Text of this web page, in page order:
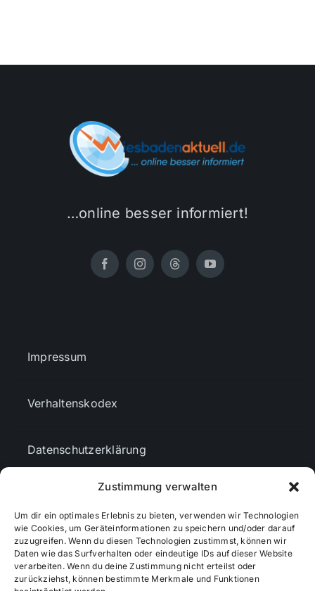
Zustimmung verwalten
Um dir ein optimales Erlebnis zu bieten, verwenden wir Technologien
wie Cookies, um Geräteinformationen zu speichern und/oder darauf
zuzugreifen. Wenn du diesen Technologien zustimmst, können wir
Daten wie das Surfverhalten oder eindeutige IDs auf dieser Website
verarbeiten. Wenn du deine Zustimmung nicht erteilst oder
zurückziehst, können bestimmte Merkmale und Funktionen
…online besser informiert!
Impressum
Verhaltenskodex
Datenschutzerklärung
Cookie-Richtlinie (EU)